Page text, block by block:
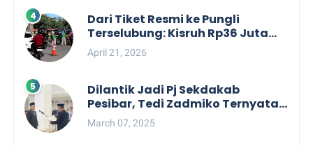
Dari Tiket Resmi ke Pungli
Terselubung: Kisruh Rp36 Juta
Pengelolaan Tiket Pantai
Labuhan Jukung
April 21, 2026
Dilantik Jadi Pj Sekdakab
Pesibar, Tedi Zadmiko Ternyata
Punya Rekam Jejak Gemilang
March 07, 2025